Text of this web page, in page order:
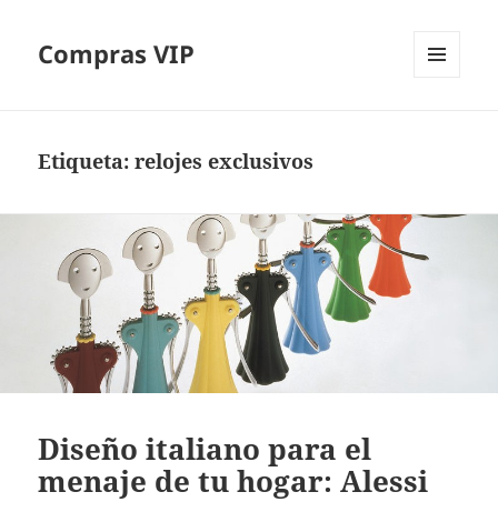
Compras VIP
Etiqueta:relojes exclusivos
Diseño italiano para el
menaje de tu hogar: Alessi